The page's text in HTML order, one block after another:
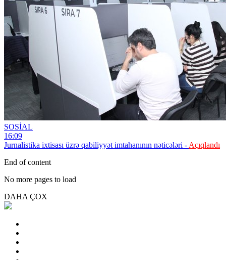
SOSİAL
16:09
Jurnalistika ixtisası üzrə qabiliyyət imtahanının nəticələri - Açıqlandı
End of content
No more pages to load
DAHA ÇOX